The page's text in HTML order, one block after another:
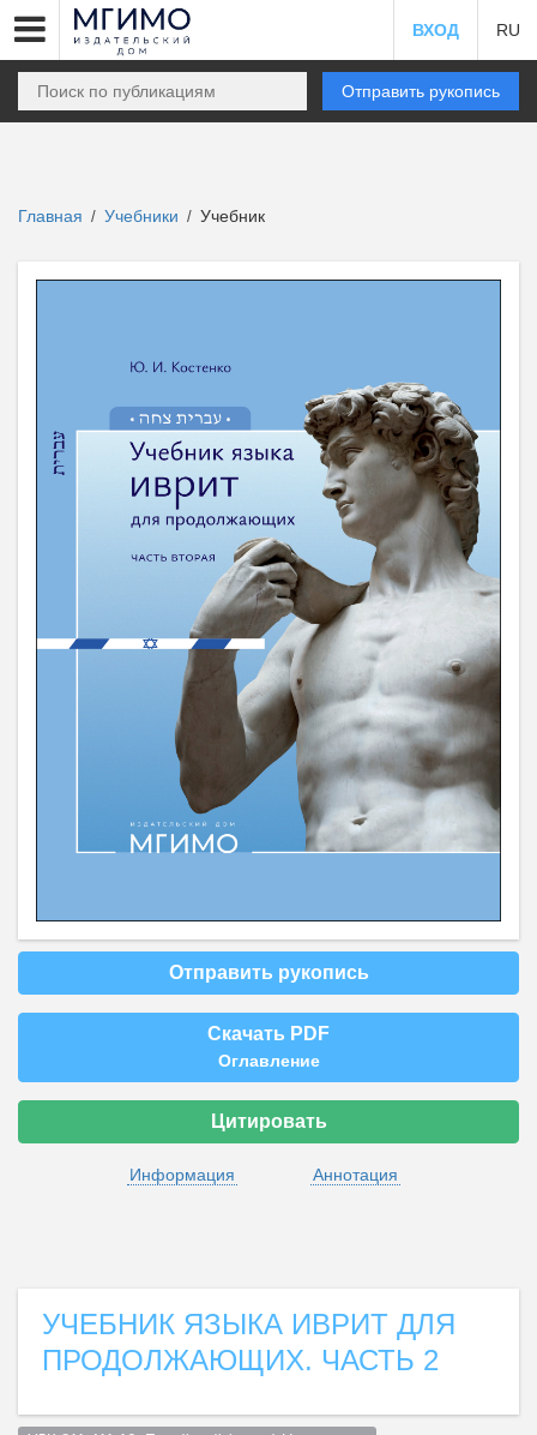
ВХОД RU
Отправить рукопись
Главная / Учебники / Учебник
Отправить рукопись
Скачать PDF
Оглавление
Цитировать
Информация Аннотация
УЧЕБНИК ЯЗЫКА ИВРИТ ДЛЯ
ПРОДОЛЖАЮЩИХ. ЧАСТЬ 2